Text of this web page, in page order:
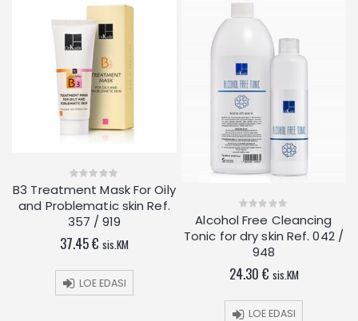
0
out
of
5
B3 Treatment Mask For Oily
and Problematic skin Ref.
357 / 919
37.45€ sis.KM
LOE EDASI
0
of
Alcohol Free Cleancing
Tonic for dry skin Ref. 042 /
948
24.30 € sis.KM
LOE EDASI